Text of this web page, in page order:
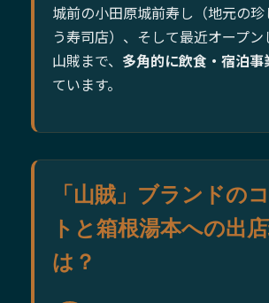
城前の小田原城前寿し（地元の
う寿司店）、そして最近オープ
山賊まで、 多角的に飲食・宿泊事
ています。
「山賊」ブランドの
トと箱根湯本への出
は？